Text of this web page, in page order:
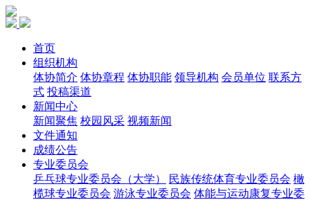
首页
组织机构
体协简介 体协章程 体协职能 领导机构 会员单位 联系方
式 投稿渠道
新闻中心
新闻聚焦 校园风采 视频新闻
文件通知
成绩公告
专业委员会
乒乓球专业委员会（大学）
民族传统体育专业委员会 橄
榄球专业委员会 游泳专业委员会 体能与运动康复专业委